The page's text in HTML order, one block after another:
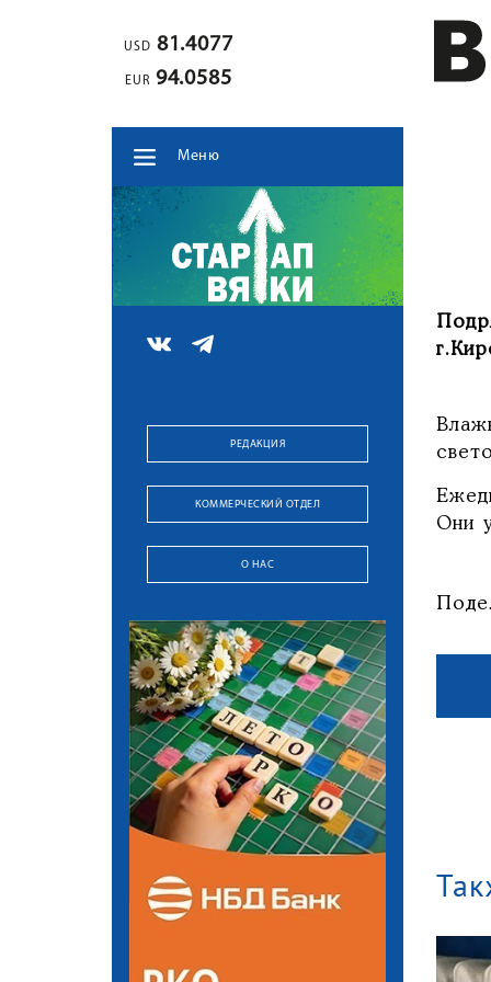
USD 81.4077
EUR 94.0585
Меню
РЕДАКЦИЯ
КОММЕРЧЕСКИЙ ОТДЕЛ
О НАС
Они